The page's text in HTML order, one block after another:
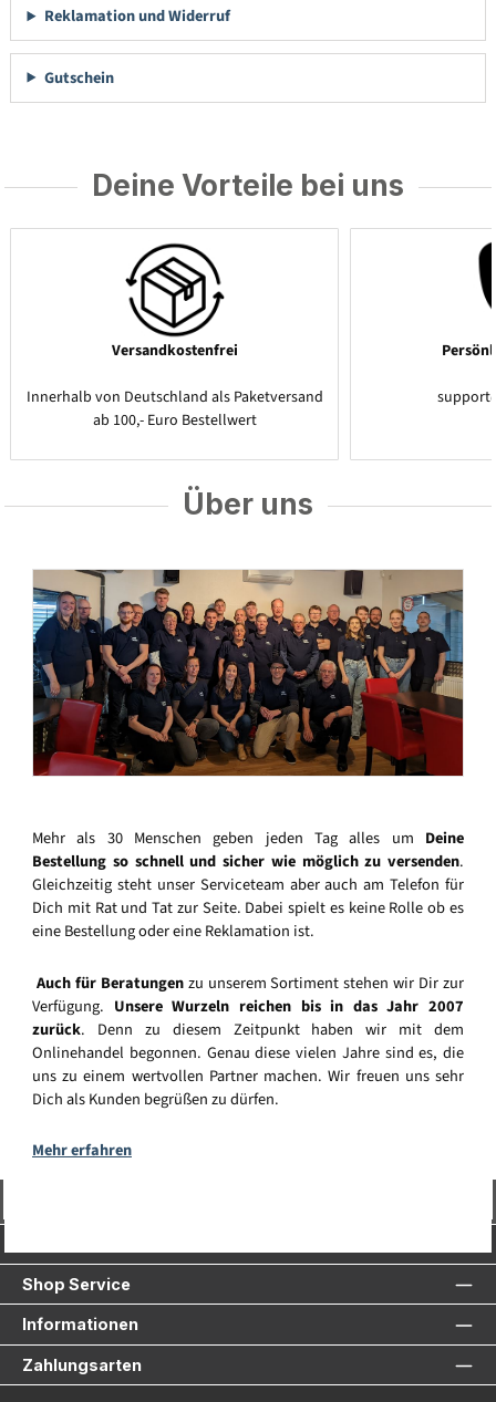
Reklamation und Widerruf
Gutschein
Deine Vorteile bei uns
Versandkostenfrei
Innerhalb von Deutschland als Paketversand
ab 100,- Euro Bestellwert
Über uns
Mehr als 30 Menschen geben jeden Tag alles um Deine
Bestellung so schnell und sicher wie möglich zu versenden.
Gleichzeitig steht unser Serviceteam aber auch am Telefon für
Dich mit Rat und Tat zur Seite. Dabei spielt es keine Rolle ob es
eine Bestellung oder eine Reklamation ist.
Auch für Beratungenzu unserem Sortiment stehen wir Dir zur
Verfügung. Unsere Wurzeln reichen bis in das Jahr 2007
zurück. Denn zu diesem Zeitpunkt haben wir mit dem
Onlinehandel begonnen. Genau diese vielen Jahre sind es, die
uns zu einem wertvollen Partner machen. Wir freuen uns sehr
Dich als Kunden begrüßen zu dürfen.
Mehr erfahren
Shop Service
Informationen
Zahlungsarten